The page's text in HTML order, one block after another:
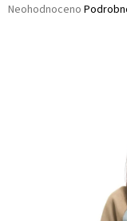
Průměrné
Neohodnoceno